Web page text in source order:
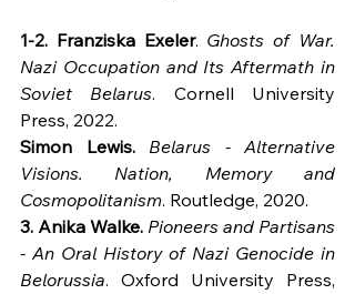
1-2. Franziska Exeler. Ghosts of War.
Nazi Occupation and Its Aftermath in
Soviet Belarus. Cornell University
Press, 2022.
Simon Lewis.
Belarus - Alternative
Visions. Nation, Memory and
Cosmopolitanism. Routledge, 2020.
3. Anika Walke. Pioneers and Partisans
- An Oral History of Nazi Genocide in
Belorussia. Oxford University Press,